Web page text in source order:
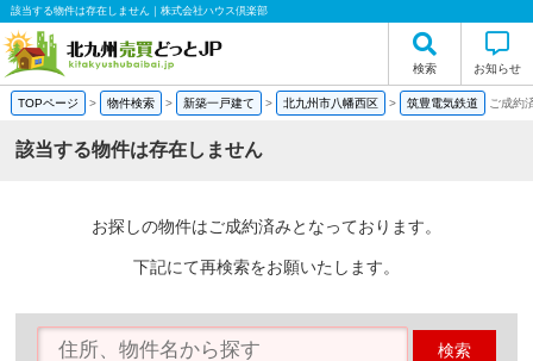
該当する物件は存在しません｜株式会社ハウス倶楽部
検索 お知らせ
TOPページ > 物件検索 > 新築一戸建て > 北九州市八幡西区 > 筑豊電気鉄道 ご成約
該当する物件は存在しません
お探しの物件はご成約済みとなっております。
下記にて再検索をお願いたします。
検索